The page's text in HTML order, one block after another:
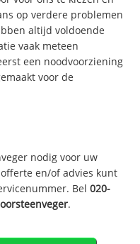
op verdere problemen
altijd voldoende
vaak meteen
een noodvoorziening
voor de
nodig voor uw
en/of advies kunt
Bel020-
.